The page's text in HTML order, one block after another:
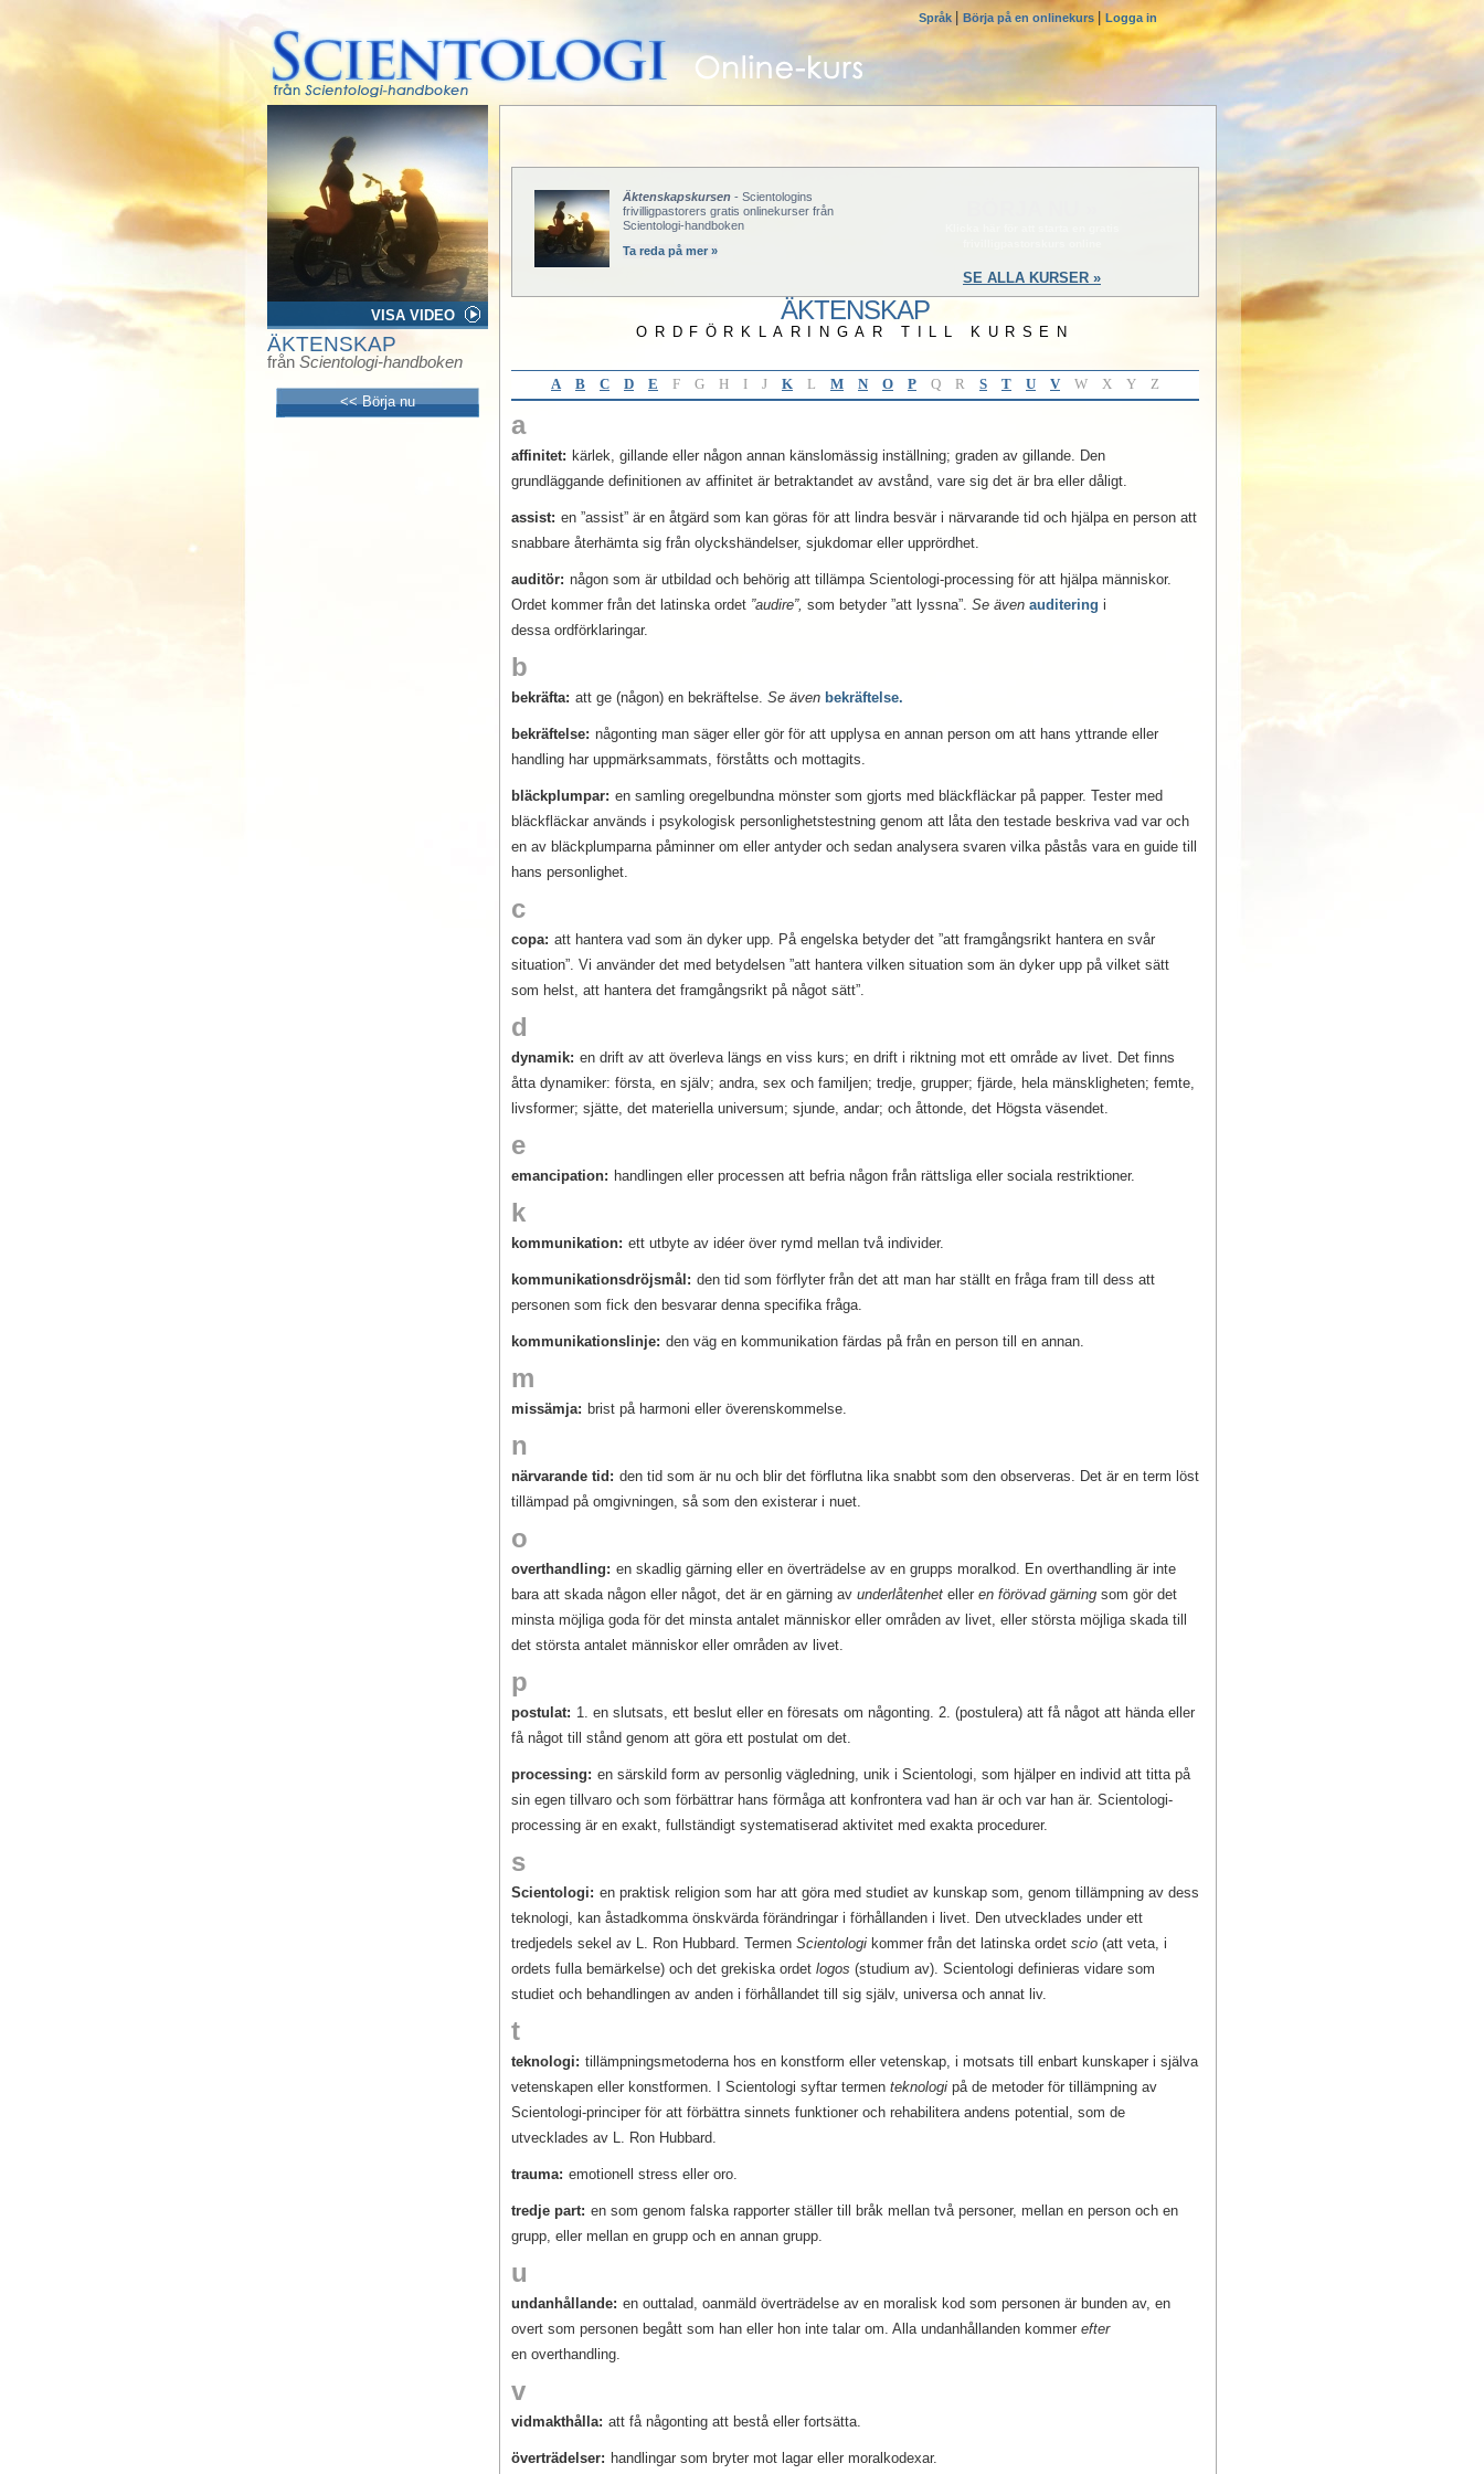
Språk Börja på en onlinekurs| Logga in
VISA VIDEO
ÄKTENSKAP
från Scientologi-handboken
<< Börja nu
Äktenskapskursen - Scientologins
frivilligpastorers gratis onlinekurser från
Scientologi-handboken
Ta reda på mer »
SE ALLA KURSER »
ÄKTENSKAP
ORDFÖRKLARINGAR TILL KURSEN
A B C D E F G H I J K L M N O P Q R S T U V W X Y Z
a
affinitet: kärlek, gillande eller någon annan känslomässig inställning; graden av gillande. Den
grundläggande definitionen av affinitet är betraktandet av avstånd, vare sig det är bra eller dåligt.
assist: en ”assist” är en åtgärd som kan göras för att lindra besvär i närvarande tid och hjälpa en person att
snabbare återhämta sig från olyckshändelser, sjukdomar eller upprördhet.
auditör: någon som är utbildad och behörig att tillämpa Scientologi-processing för att hjälpa människor.
Ordet kommer från det latinska ordet ”audire”, som betyder ”att lyssna”. Se även auditering i
dessa ordförklaringar.
b
bekräfta: att ge (någon) en bekräftelse. Se även bekräftelse.
bekräftelse: någonting man säger eller gör för att upplysa en annan person om att hans yttrande eller
handling har uppmärksammats, förståtts och mottagits.
bläckplumpar: en samling oregelbundna mönster som gjorts med bläckfläckar på papper. Tester med
bläckfläckar används i psykologisk personlighetstestning genom att låta den testade beskriva vad var och
en av bläckplumparna påminner om eller antyder och sedan analysera svaren vilka påstås vara en guide till
hans personlighet.
c
copa: att hantera vad som än dyker upp. På engelska betyder det ”att framgångsrikt hantera en svår
situation”. Vi använder det med betydelsen ”att hantera vilken situation som än dyker upp på vilket sätt
som helst, att hantera det framgångsrikt på något sätt”.
d
dynamik: en drift av att överleva längs en viss kurs; en drift i riktning mot ett område av livet. Det finns
åtta dynamiker: första, en själv; andra, sex och familjen; tredje, grupper; fjärde, hela mänskligheten; femte,
livsformer; sjätte, det materiella universum; sjunde, andar; och åttonde, det Högsta väsendet.
e
emancipation: handlingen eller processen att befria någon från rättsliga eller sociala restriktioner.
k
kommunikation: ett utbyte av idéer över rymd mellan två individer.
kommunikationsdröjsmål: den tid som förflyter från det att man har ställt en fråga fram till dess att
personen som fick den besvarar denna specifika fråga.
kommunikationslinje: den väg en kommunikation färdas på från en person till en annan.
m
missämja: brist på harmoni eller överenskommelse.
n
närvarande tid: den tid som är nu och blir det förflutna lika snabbt som den observeras. Det är en term löst
tillämpad på omgivningen, så som den existerar i nuet.
o
overthandling: en skadlig gärning eller en överträdelse av en grupps moralkod. En overthandling är inte
bara att skada någon eller något, det är en gärning av underlåtenhet eller en förövad gärning som gör det
minsta möjliga goda för det minsta antalet människor eller områden av livet, eller största möjliga skada till
det största antalet människor eller områden av livet.
p
postulat: 1. en slutsats, ett beslut eller en föresats om någonting. 2. (postulera) att få något att hända eller
få något till stånd genom att göra ett postulat om det.
processing: en särskild form av personlig vägledning, unik i Scientologi, som hjälper en individ att titta på
sin egen tillvaro och som förbättrar hans förmåga att konfrontera vad han är och var han är. Scientologi-
processing är en exakt, fullständigt systematiserad aktivitet med exakta procedurer.
s
Scientologi: en praktisk religion som har att göra med studiet av kunskap som, genom tillämpning av dess
teknologi, kan åstadkomma önskvärda förändringar i förhållanden i livet. Den utvecklades under ett
tredjedels sekel av L. Ron Hubbard. Termen Scientologi kommer från det latinska ordet scio (att veta, i
ordets fulla bemärkelse) och det grekiska ordet logos (studium av). Scientologi definieras vidare som
studiet och behandlingen av anden i förhållandet till sig själv, universa och annat liv.
t
teknologi: tillämpningsmetoderna hos en konstform eller vetenskap, i motsats till enbart kunskaper i själva
vetenskapen eller konstformen. I Scientologi syftar termen teknologi på de metoder för tillämpning av
Scientologi-principer för att förbättra sinnets funktioner och rehabilitera andens potential, som de
utvecklades av L. Ron Hubbard.
trauma: emotionell stress eller oro.
tredje part: en som genom falska rapporter ställer till bråk mellan två personer, mellan en person och en
grupp, eller mellan en grupp och en annan grupp.
u
undanhållande: en outtalad, oanmäld överträdelse av en moralisk kod som personen är bunden av, en
overt som personen begått som han eller hon inte talar om. Alla undanhållanden kommer efter
en overthandling.
v
vidmakthålla: att få någonting att bestå eller fortsätta.
överträdelser: handlingar som bryter mot lagar eller moralkodexar.